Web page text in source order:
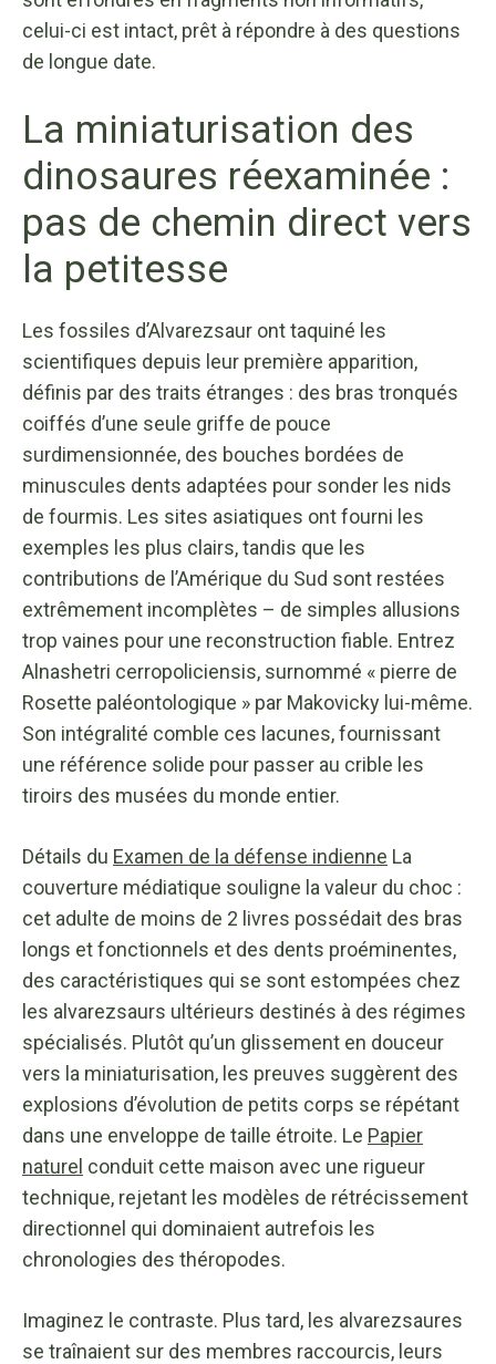
celui-ci est intact, prêt à répondre à des questions
de longue date.
La miniaturisation des
dinosaures réexaminée :
pas de chemin direct vers
la petitesse
Les fossiles d’Alvarezsaur ont taquiné les
scientifiques depuis leur première apparition,
définis par des traits étranges : des bras tronqués
coiffés d’une seule griffe de pouce
surdimensionnée, des bouches bordées de
minuscules dents adaptées pour sonder les nids
de fourmis. Les sites asiatiques ont fourni les
exemples les plus clairs, tandis que les
contributions de l’Amérique du Sud sont restées
extrêmement incomplètes – de simples allusions
trop vaines pour une reconstruction fiable. Entrez
Alnashetri cerropoliciensis, surnommé « pierre de
Rosette paléontologique » par Makovicky lui-même.
Son intégralité comble ces lacunes, fournissant
une référence solide pour passer au crible les
tiroirs des musées du monde entier.
Détails du Examen de la défense indienne La
couverture médiatique souligne la valeur du choc :
cet adulte de moins de 2 livres possédait des bras
longs et fonctionnels et des dents proéminentes,
des caractéristiques qui se sont estompées chez
les alvarezsaurs ultérieurs destinés à des régimes
spécialisés. Plutôt qu’un glissement en douceur
vers la miniaturisation, les preuves suggèrent des
explosions d’évolution de petits corps se répétant
dans une enveloppe de taille étroite. Le Papier
naturel conduit cette maison avec une rigueur
technique, rejetant les modèles de rétrécissement
directionnel qui dominaient autrefois les
chronologies des théropodes.
Imaginez le contraste. Plus tard, les alvarezsaures
se traînaient sur des membres raccourcis, leurs